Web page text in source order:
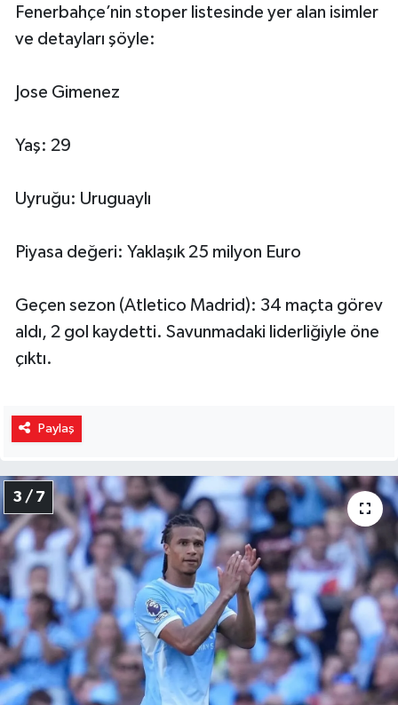
Fenerbahçe’nin stoper listesinde yer alan isimler
ve detayları şöyle:
Jose Gimenez
Yaş: 29
Uyruğu: Uruguaylı
Piyasa değeri: Yaklaşık 25 milyon Euro
Geçen sezon (Atletico Madrid): 34 maçta görev
aldı, 2 gol kaydetti. Savunmadaki liderliğiyle öne
çıktı.
Paylaş
3 / 7